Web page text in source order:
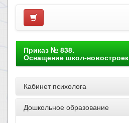
Приказ № 838.
Оснащение школ-новостроек
Кабинет психолога
Дошкольное образование